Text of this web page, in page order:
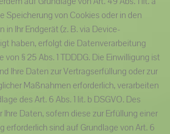
Speicherung von Cookies oder in den
Ihr Endgerät (z. B. via Device-
haben, erfolgt die Datenverarbeitung
§ 25 Abs. 1 TDDDG. Die Einwilligung ist
Ihre Daten zur Vertragserfüllung oder zur
Maßnahmen erforderlich, verarbeiten
des Art. 6 Abs. 1 lit. b DSGVO. Des
Daten, sofern diese zur Erfüllung einer
erforderlich sind auf Grundlage von Art. 6